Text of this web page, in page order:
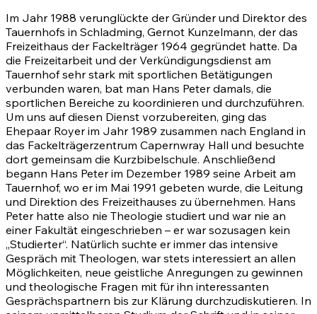
Im Jahr 1988 verunglückte der Gründer und Direktor des
Tauernhofs in Schladming, Gernot Kunzelmann, der das
Freizeithaus der Fackelträger 1964 gegründet hatte. Da
die Freizeitarbeit und der Verkündigungsdienst am
Tauernhof sehr stark mit sportlichen Betätigungen
verbunden waren, bat man Hans Peter damals, die
sportlichen Bereiche zu koordinieren und durchzuführen.
Um uns auf diesen Dienst vorzubereiten, ging das
Ehepaar Royer im Jahr 1989 zusammen nach England in
das Fackelträgerzentrum Capernwray Hall und besuchte
dort gemeinsam die Kurzbibelschule. Anschließend
begann Hans Peter im Dezember 1989 seine Arbeit am
Tauernhof, wo er im Mai 1991 gebeten wurde, die Leitung
und Direktion des Freizeithauses zu übernehmen. Hans
Peter hatte also nie Theologie studiert und war nie an
einer Fakultät eingeschrieben – er war sozusagen kein
„Studierter“. Natürlich suchte er immer das intensive
Gespräch mit Theologen, war stets interessiert an allen
Möglichkeiten, neue geistliche Anregungen zu gewinnen
und theologische Fragen mit für ihn interessanten
Gesprächspartnern bis zur Klärung durchzudiskutieren. In